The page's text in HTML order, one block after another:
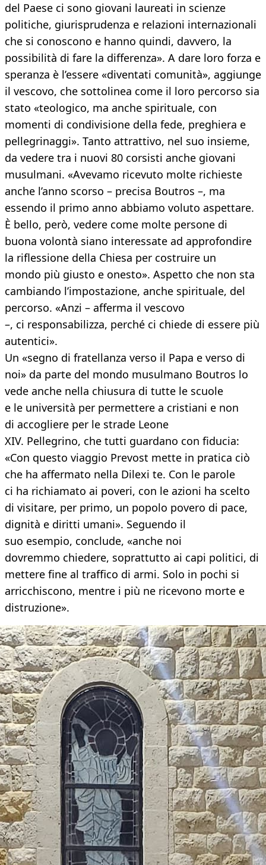
del Paese ci sono giovani laureati in scienze
politiche, giurisprudenza e relazioni internazionali
che si conoscono e hanno quindi, davvero, la
possibilità di fare la differenza». A dare loro forza e
speranza è l’essere «diventati comunità», aggiunge
il vescovo, che sottolinea come il loro percorso sia
stato «teologico, ma anche spirituale, con
momenti di condivisione della fede, preghiera e
pellegrinaggi». Tanto attrattivo, nel suo insieme,
da vedere tra i nuovi 80 corsisti anche giovani
musulmani. «Avevamo ricevuto molte richieste
anche l’anno scorso – precisa Boutros –, ma
essendo il primo anno abbiamo voluto aspettare.
È bello, però, vedere come molte persone di
buona volontà siano interessate ad approfondire
la riflessione della Chiesa per costruire un
mondo più giusto e onesto». Aspetto che non sta
cambiando l’impostazione, anche spirituale, del
percorso. «Anzi – afferma il vescovo
–, ci responsabilizza, perché ci chiede di essere più
autentici».
Un «segno di fratellanza verso il Papa e verso di
noi» da parte del mondo musulmano Boutros lo
vede anche nella chiusura di tutte le scuole
e le università per permettere a cristiani e non
di accogliere per le strade Leone
XIV. Pellegrino, che tutti guardano con fiducia:
«Con questo viaggio Prevost mette in pratica ciò
che ha affermato nella Dilexi te. Con le parole
ci ha richiamato ai poveri, con le azioni ha scelto
di visitare, per primo, un popolo povero di pace,
dignità e diritti umani». Seguendo il
suo esempio, conclude, «anche noi
dovremmo chiedere, soprattutto ai capi politici, di
mettere fine al traffico di armi. Solo in pochi si
arricchiscono, mentre i più ne ricevono morte e
distruzione».